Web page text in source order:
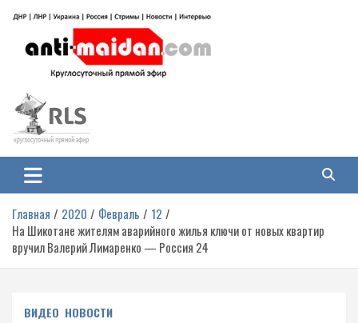
содержимому
Антимайдан: Гражданская война
на Украине
гражданской войне на Украине, включая события в Новороссии, ДНР,
ЛНР и других регионах.
Главная 2020 Февраль
12
На Шикотане жителям аварийного жилья ключи от новых квартир
вручил Валерий Лимаренко — Россия 24
ВИДЕО НОВОСТИ